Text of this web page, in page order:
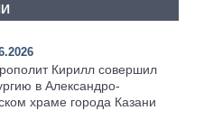
Кирилл совершил
в Александро-
храме города Казани